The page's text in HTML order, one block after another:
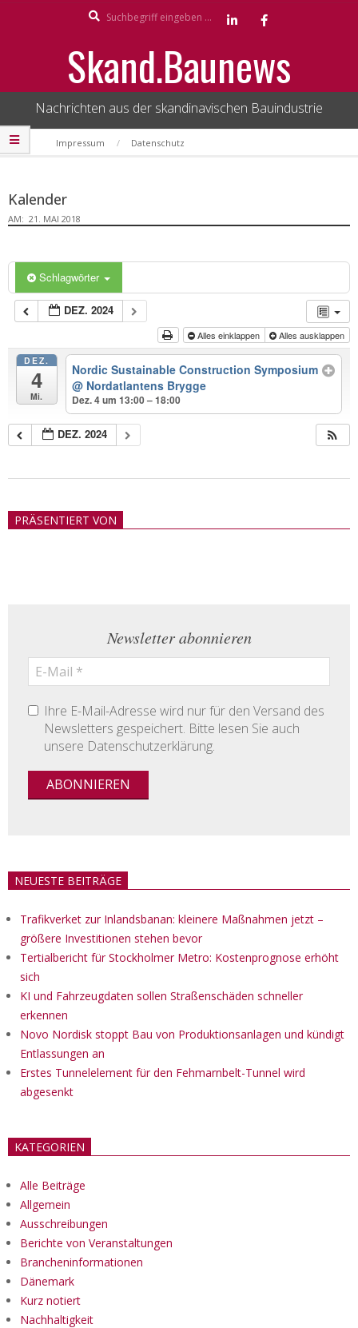
Skand.Baunews
Nachrichten aus der skandinavischen Bauindustrie
Secondary
Navigation
Impressum Datenschutz
Kalender
AM: 21. MAI 2018
Schlagwörter
DEZ. 2024
Alles einklappen Alles ausklappen
DEZ.
4
Mi.
Nordic Sustainable Construction Symposium
@ Nordatlantens Brygge
Dez. 4 um 13:00 – 18:00
DEZ. 2024
21PRÄSENTIERT VON
Newsletter abonnieren
Ihre E-Mail-Adresse wird nur für den Versand des
Newsletters gespeichert. Bitte lesen Sie auch
unsere Datenschutzerklärung.
NEUESTE BEITRÄGE
Trafikverket zur Inlandsbanan: kleinere Maßnahmen jetzt –
größere Investitionen stehen bevor
Tertialbericht für Stockholmer Metro: Kostenprognose erhöht
sich
KI und Fahrzeugdaten sollen Straßenschäden schneller
erkennen
Novo Nordisk stoppt Bau von Produktionsanlagen und kündigt
Entlassungen an
Erstes Tunnelelement für den Fehmarnbelt-Tunnel wird
abgesenkt
KATEGORIEN
Alle Beiträge
Allgemein
Ausschreibungen
Berichte von Veranstaltungen
Brancheninformationen
Dänemark
Kurz notiert
Nachhaltigkeit